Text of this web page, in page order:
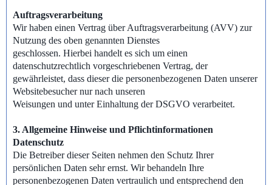
Auftragsverarbeitung
Wir haben einen Vertrag über Auftragsverarbeitung (AVV) zur
Nutzung des oben genannten Dienstes
geschlossen. Hierbei handelt es sich um einen
datenschutzrechtlich vorgeschriebenen Vertrag, der
gewährleistet, dass dieser die personenbezogenen Daten unserer
Websitebesucher nur nach unseren
Weisungen und unter Einhaltung der DSGVO verarbeitet.
3. Allgemeine Hinweise und Pflichtinformationen
Datenschutz
Die Betreiber dieser Seiten nehmen den Schutz Ihrer
persönlichen Daten sehr ernst. Wir behandeln Ihre
personenbezogenen Daten vertraulich und entsprechend den